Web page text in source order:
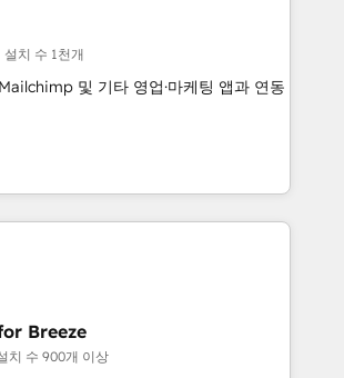
설치 수 1천개
및 기타 영업·마케팅 앱과 연동
Breeze
치 수 900개 이상